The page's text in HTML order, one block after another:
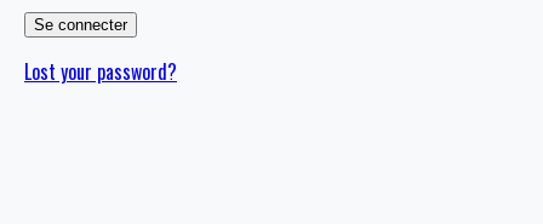
Lost your password?